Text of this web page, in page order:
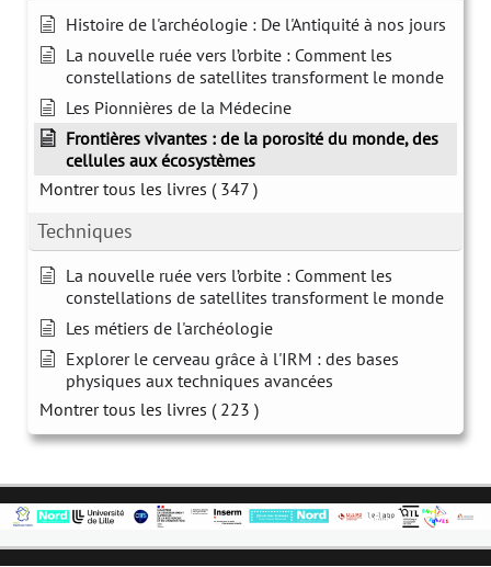
Histoire de l'archéologie : De l'Antiquité à nos jours
La nouvelle ruée vers l’orbite : Comment les
constellations de satellites transforment le monde
Les Pionnières de la Médecine
Frontières vivantes : de la porosité du monde, des
cellules aux écosystèmes
Montrer tous les livres ( 347 )
Techniques
La nouvelle ruée vers l’orbite : Comment les
constellations de satellites transforment le monde
Les métiers de l'archéologie
Explorer le cerveau grâce à l'IRM : des bases
physiques aux techniques avancées
Montrer tous les livres ( 223 )